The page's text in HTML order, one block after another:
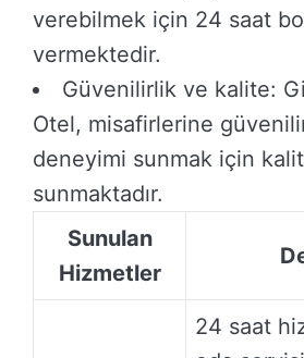
verebilmek için 24 saat
vermektedir.
Güvenilirlik ve kalite:
Otel, misafirlerine
deneyimi sunmak için
sunmaktadır.
Sunulan
Hizmetler
24 saat